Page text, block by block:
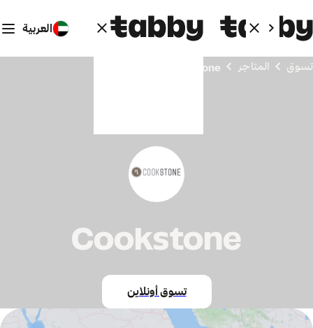
العربية
تسوق المتاجر Cookstone
Cookstone
تسوق أونلاين